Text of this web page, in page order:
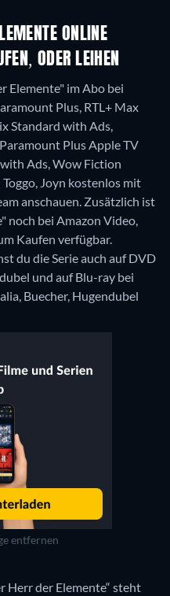
ONLINE
ODER LEIHEN
Elemente" im Abo bei
Plus, RTL+ Max
Standard with Ads,
Plus Apple TV
Ads, Wow Fiction
Joyn kostenlos mit
anschauen. Zusätzlich ist
noch bei Amazon Video,
Kaufen verfügbar.
du die Serie auch auf DVD
und auf Blu-ray bei
Buecher, Hugendubel
entfernen
der Elemente“ steht